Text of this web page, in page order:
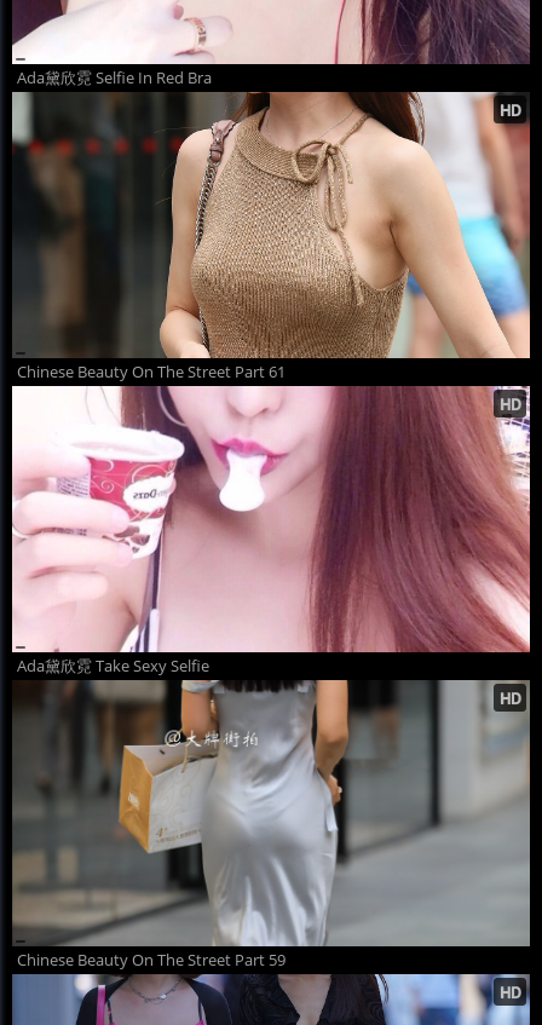
Ada黛欣霓 Selfie In Red Bra
Chinese Beauty On The Street Part 61
Ada黛欣霓 Take Sexy Selfie
Chinese Beauty On The Street Part 59